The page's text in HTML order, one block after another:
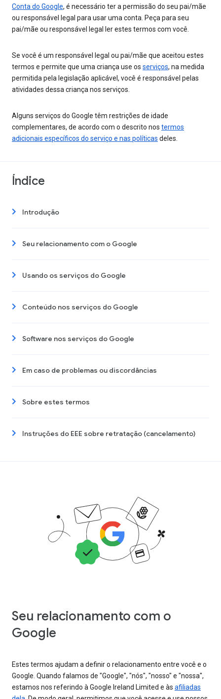
Conta do Google, é necessário ter a permissão do seu pai/mãe
ou responsável legal para usar uma conta. Peça para seu
pai/mãe ou responsável legal ler estes termos com você.
Se você é um responsável legal ou pai/mãe que aceitou estes
termos e permite que uma criança use os serviços, na medida
permitida pela legislação aplicável, você é responsável pelas
atividades dessa criança nos serviços.
Alguns serviços do Google têm restrições de idade
complementares, de acordo com o descrito nos termos
adicionais específicos do serviço e nas políticas deles.
Índice
Introdução
Seu relacionamento com o Google
Usando os serviços do Google
Conteúdo nos serviços do Google
Software nos serviços do Google
Em caso de problemas ou discordâncias
Sobre estes termos
Instruções do EEE sobre retratação (cancelamento)
Seu relacionamento com o
Google
Estes termos ajudam a definir o relacionamento entre você e o
Google. Quando falamos de "Google", "nós", "nosso" e "nossa",
estamos nos referindo à Google Ireland Limited e às afiliadas